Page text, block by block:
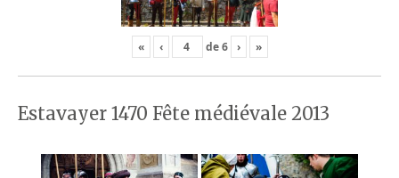
« ‹ de6 › »
Estavayer 1470 Fête médiévale 2013